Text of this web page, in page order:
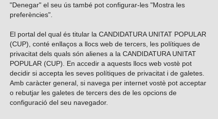
"Denegar" el seu ús també pot configurar-les "Mostra les
preferències".
El portal del qual és titular la CANDIDATURA UNITAT POPULAR
(CUP), conté enllaços a llocs web de tercers, les polítiques de
privacitat dels quals són alienes a la CANDIDATURA UNITAT
POPULAR (CUP). En accedir a aquests llocs web vostè pot
decidir si accepta les seves polítiques de privacitat i de galetes.
Amb caràcter general, si navega per internet vostè pot acceptar
o rebutjar les galetes de tercers des de les opcions de
configuració del seu navegador.
Vols subscriure’t al nostre butlletí?
ENVIAR
Troba’ns a les xarxes socials